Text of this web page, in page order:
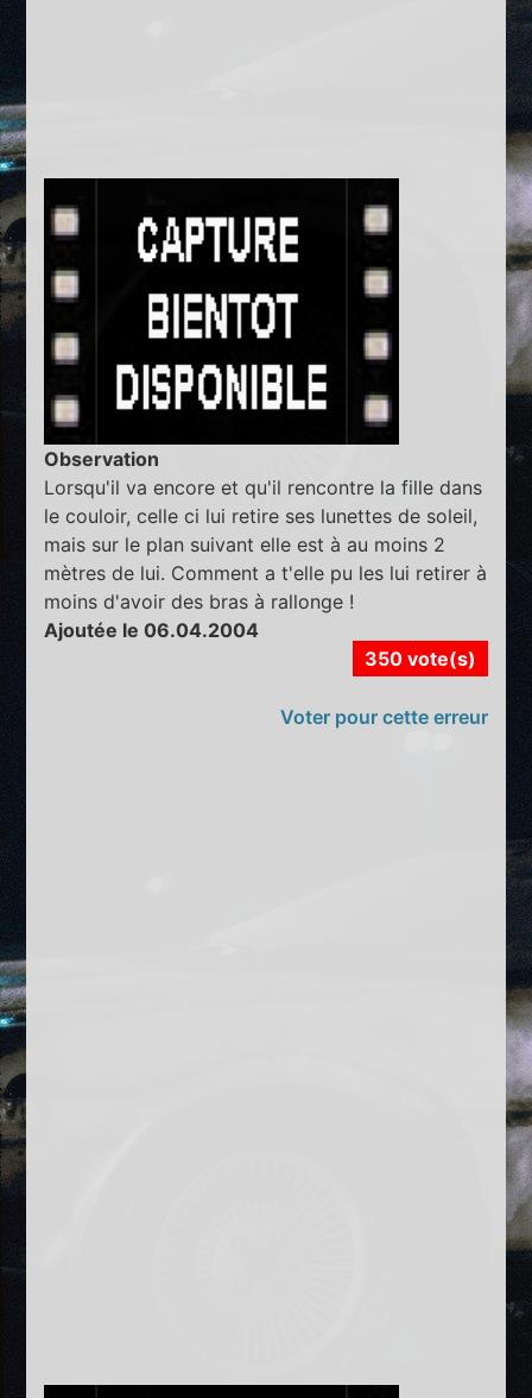
Observation
Lorsqu'il va encore et qu'il rencontre la fille dans
le couloir, celle ci lui retire ses lunettes de soleil,
mais sur le plan suivant elle est à au moins 2
mètres de lui. Comment a t'elle pu les lui retirer à
moins d'avoir des bras à rallonge !
Ajoutée le 06.04.2004
350 vote(s)
Voter pour cette erreur